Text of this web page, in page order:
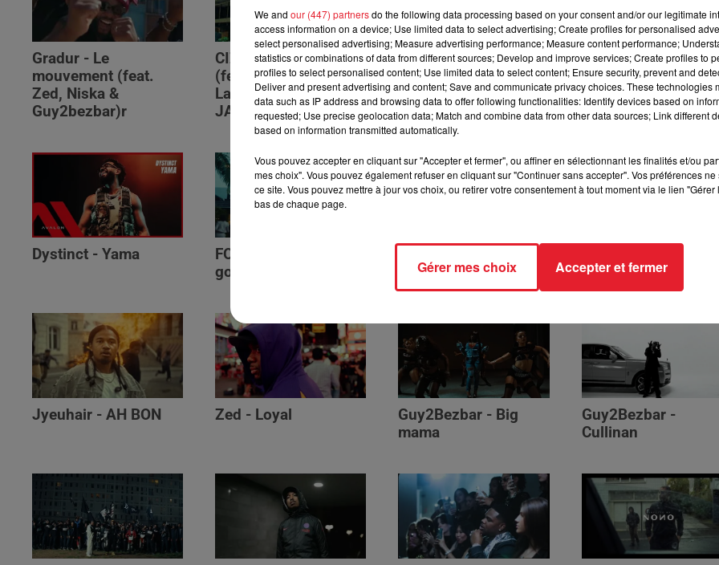
Gradur - Le
mouvement (feat.
Zed, Niska &
Guy2bezbar)r
CIZA - Isaka II (6am)
(feat. Tems, Omah
Lay, Thukuthela &
JAZZWRLD)
Siaka & Dr. Yaro - Les
Limites
Kore & Zamdane -
Dalí
Dystinct - Yama
FOLA & Victony -
golibe
Génération Impolie
Jyeuhair - AH BON Zed - Loyal
Guy2Bezbar - Big
mama
Guy2Bezbar -
Cullinan
We and our (447) partnersdo the following data processing based on your consent and/or our legitimate
access information on a device; Use limited data to select advertising; Create profiles for personalised
select personalised advertising; Measure advertising performance; Measure content performance;
statistics or combinations of data from different sources; Develop and improve services; Create profiles to
profiles to select personalised content; Use limited data to select content; Ensure security, prevent and
Deliver and present advertising and content; Save and communicate privacy choices. These technologies
data such as IP address and browsing data to offer following functionalities: Identify devices based on
requested; Use precise geolocation data; Match and combine data from other data sources; Link different
based on information transmitted automatically.
Vous pouvez accepter en cliquant sur "Accepter et fermer", ou affiner en sélectionnant les finalités et/ou
mes choix". Vous pouvez également refuser en cliquant sur "Continuer sans accepter". Vos préférences
ce site. Vous pouvez mettre à jour vos choix, ou retirer votre consentement à tout moment via le lien
bas de chaque page.
Gérer mes choix Accepter et fermer